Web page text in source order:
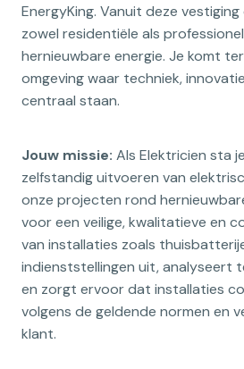
EnergyKing. Vanuit deze
zowel residentiële als
hernieuwbare energie. Je komt
omgeving waar techniek,
centraal staan.
Jouw missie: Als Elektricien sta
zelfstandig uitvoeren van
onze projecten rond
voor een veilige, kwalitatieve en
van installaties zoals
indienststellingen uit, analyseert
en zorgt ervoor dat installaties
volgens de geldende normen en
klant.